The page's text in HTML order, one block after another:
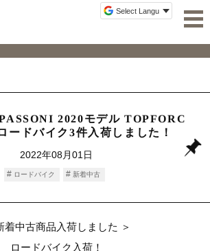
PASSONI 2020モデル TOPFORC
ードバイク3件入荷しました！
2022年08月01日
ロードバイク 新着中古
着中古商品入荷しました ＞
ロードバイク入荷！